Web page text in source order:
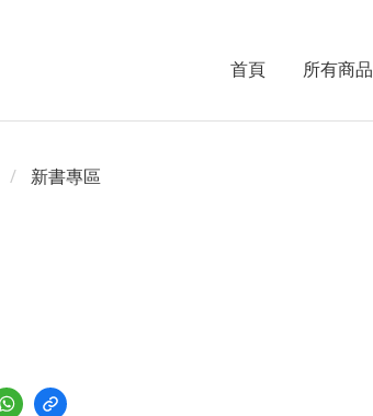
首頁 所有商品
新書專區